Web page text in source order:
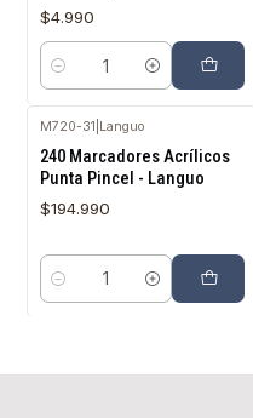
$4.990
Cantidad
M720-31 Languo
240 Marcadores Acrílicos
Punta Pincel - Languo
$194.990
Cantidad